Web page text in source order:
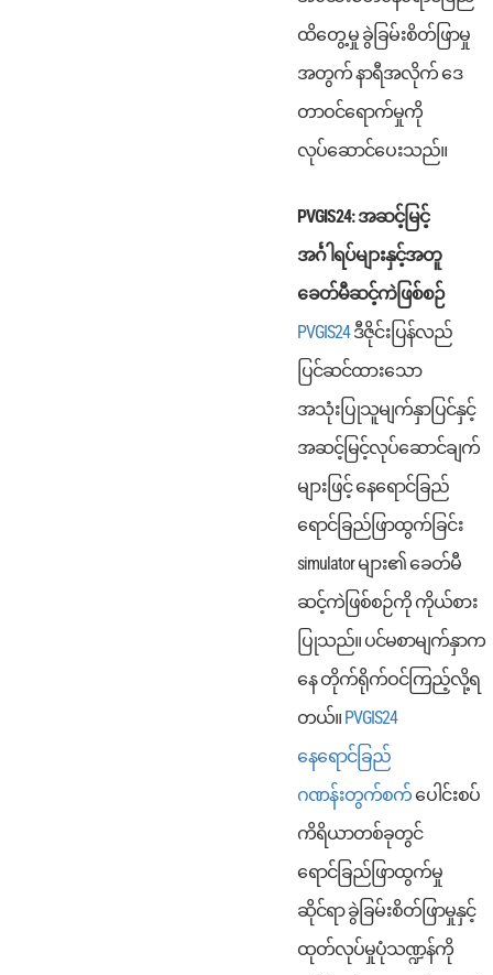
ထိတွေ့မှု ခွဲခြမ်းစိတ်ဖြာမှု
အတွက် နာရီအလိုက် ဒေ
တာဝင်ရောက်မှုကို
လုပ်ဆောင်ပေးသည်။
PVGIS24: အဆင့်မြင့်
အင်္ဂါရပ်များနှင့်အတူ
ခေတ်မီဆင့်ကဲဖြစ်စဉ်
PVGIS24ဒီဇိုင်းပြန်လည်
ပြင်ဆင်ထားသော
အသုံးပြုသူမျက်နှာပြင်နှင့်
အဆင့်မြင့်လုပ်ဆောင်ချက်
များဖြင့် နေရောင်ခြည်
ရောင်ခြည်ဖြာထွက်ခြင်း
simulator များ၏ ခေတ်မီ
ဆင့်ကဲဖြစ်စဉ်ကို ကိုယ်စား
ပြုသည်။ ပင်မစာမျက်နှာက
နေ တိုက်ရိုက်ဝင်ကြည့်လို့ရ
တယ်။ PVGIS24
နေရောင်ခြည်
ဂဏန်းတွက်စက်ပေါင်းစပ်
ကိရိယာတစ်ခုတွင်
ရောင်ခြည်ဖြာထွက်မှု
ဆိုင်ရာ ခွဲခြမ်းစိတ်ဖြာမှုနှင့်
ထုတ်လုပ်မှုပုံသဏ္ဍန်ကို